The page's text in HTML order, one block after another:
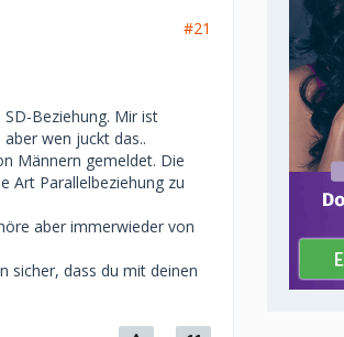
#21
Beziehung. Mir ist
wen juckt das..
Männern gemeldet. Die
Art Parallelbeziehung zu
aber immerwieder von
sicher, dass du mit deinen